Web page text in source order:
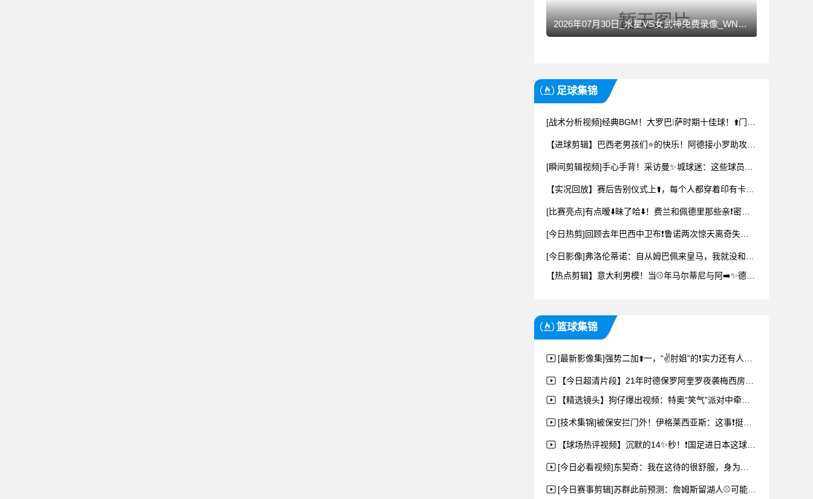
2026年07月30日_水星VS女武神免费录像_WNBA录像
足球集锦
篮球集锦
[最新影像集]强势二加⬆️一，“✌️肘姐”的❗实力还有人质疑？
【今日超清片段】21年时德保罗阿奎罗夜袭梅西房间，唱生日歌送❕奇葩礼物~
【精选镜头】狗仔爆出视频：特奥“笑气”派对中牵头⬆⬇️️找应召女郎，与其一起狂欢
[技术集锦]被保安拦门外！伊格莱西亚斯：这事❗挺有意思的，其他人也遇⚾到过！
【球场热评视频】沉默的14✨秒！❗国足进日本这球与❗比利时世界杯绝杀日本一模一样
[今日必看视频]东契奇：我在这待的很舒服，身为湖人一员⚽对我来说意义非凡
[今日赛事剪辑]苏群此前预测：詹姆斯留湖人⚾可能➡️性很低了，可能回骑士或去勇士